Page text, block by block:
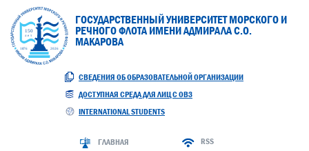
ГОСУДАРСТВЕННЫЙ УНИВЕРСИТЕТ МОРСКОГО И
РЕЧНОГО ФЛОТА ИМЕНИ АДМИРАЛА С.О.
МАКАРОВА
СВЕДЕНИЯ ОБ ОБРАЗОВАТЕЛЬНОЙ ОРГАНИЗАЦИИ
ДОСТУПНАЯ СРЕДА ДЛЯ ЛИЦ С ОВЗ
INTERNATIONAL STUDENTS
ГЛАВНАЯ
RSS